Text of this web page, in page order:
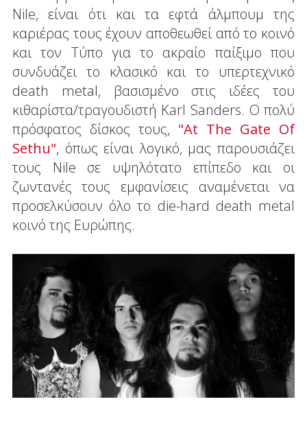
Nile, είναι ότι και τα εφτά άλμπουμ της
καριέρας τους έχουν αποθεωθεί από το κοινό
και τον Τύπο για το ακραίο παίξιμο που
συνδυάζει το κλασικό και το υπερτεχνικό
death metal, βασισμένο στις ιδέες του
κιθαρίστα/τραγουδιστή Karl Sanders. Ο πολύ
πρόσφατος δίσκος τους, "At The Gate Of
Sethu", όπως είναι λογικό, μας παρουσιάζει
τους Nile σε υψηλότατο επίπεδο και οι
ζωντανές τους εμφανίσεις αναμένεται να
προσελκύσουν όλο το die-hard death metal
κοινό της Ευρώπης.